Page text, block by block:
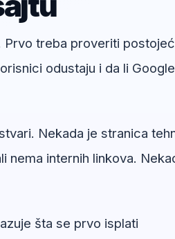
Prvo treba proveriti
odustaju i da li Google
Nekada je stranica
nema internih linkova.
šta se prvo isplati